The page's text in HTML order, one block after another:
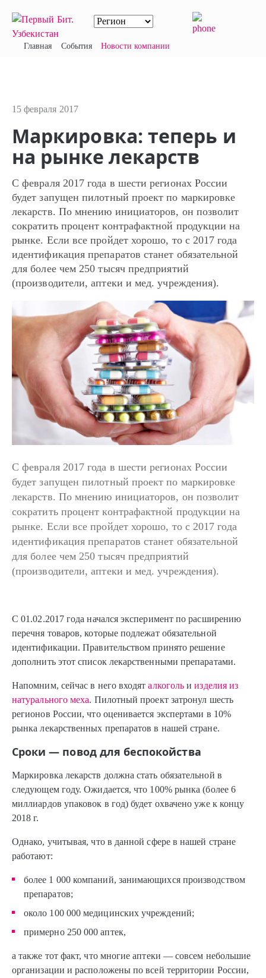
Главная События Новости компании
15 февраля 2017
Маркировка: теперь и
на рынке лекарств
С февраля 2017 года в шести регионах России
будет запущен пилотный проект по маркировке
лекарств. По мнению инициаторов, он позволит
сократить процент контрафактной продукции на
рынке. Если все пройдет хорошо, то с 2017 года
идентификация препаратов станет обязательной
для более чем 250 тысяч предприятий
(производители, аптеки и мед. учреждения).
С февраля 2017 года в шести регионах России
будет запущен пилотный проект по маркировке
лекарств. По мнению инициаторов, он позволит
сократить процент контрафактной продукции на
рынке. Если все пройдет хорошо, то с 2017 года
идентификация препаратов станет обязательной
для более чем 250 тысяч предприятий
(производители, аптеки и мед. учреждения).
С 01.02.2017 года начался эксперимент по расширению
перечня товаров, которые подлежат обязательной
идентификации. Правительством принято решение
дополнить этот список лекарственными препаратами.
Напомним, сейчас в него входяталкоголь иизделия из
натурального меха. Пилотный проект затронул шесть
регионов России, что оценивается экспертами в 10%
рынка лекарственных препаратов в нашей стране.
Сроки — повод для беспокойства
Маркировка лекарств должна стать обязательной в
следующем году. Ожидается, что 100% рынка (более 6
миллиардов упаковок в год) будет охвачено уже к концу
2018 г.
Однако, учитывая, что в данной сфере в нашей стране
работают:
более 1 000 компаний, занимающихся производством
препаратов;
около 100 000 медицинских учреждений;
примерно 250 000 аптек,
а также тот факт, что многие аптеки — совсем небольшие
организации и расположены по всей территории России,